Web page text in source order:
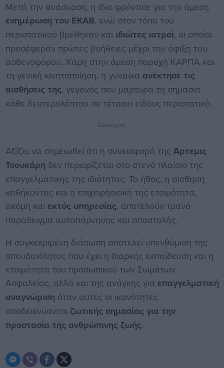
Μετά την ανάσυρση, η ίδια φρόντισε για την άμεση
ενημέρωση του ΕΚΑΒ, ενώ στον τόπο του
περιστατικού βρέθηκαν και ιδιώτες ιατροί, οι οποίοι
προσέφεραν πρώτες βοήθειες μέχρι την άφιξη του
ασθενοφόρου. Χάρη στην άμεση παροχή ΚΑΡΠΑ και
τη γενική κινητοποίηση, η γυναίκα ανέκτησε τις
αισθήσεις της, γεγονός που μαρτυρά τη σημασία
κάθε δευτερολέπτου σε τέτοιου είδους περιστατικά.
Διαφήμιση
Αξίζει να σημειωθεί ότι η συνεισφορά της Άρτεμις
Τσουκάρη δεν περιορίζεται στο στενό πλαίσιο της
επαγγελματικής της ιδιότητας. Το ήθος, η αίσθηση
καθήκοντος και η επιχειρησιακή της ετοιμότητα,
ακόμη και εκτός υπηρεσίας, αποτελούν τρανό
παράδειγμα αυταπάρνησης και αποστολής.
Η συγκεκριμένη διάσωση αποτελεί υπενθύμιση της
σπουδαιότητας που έχει η διαρκής εκπαίδευση και η
ετοιμότητα του προσωπικού των Σωμάτων
Ασφαλείας, αλλά και της ανάγκης για επαγγελματική
αναγνώριση όταν αυτές οι ικανότητες
αποδεικνύονται ζωτικής σημασίας για την
προστασία της ανθρώπινης ζωής.